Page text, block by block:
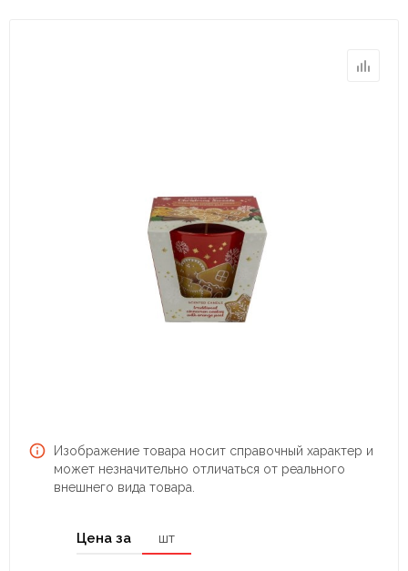
Изображение товара носит справочный характер и
может незначительно отличаться от реального
внешнего вида товара.
Цена за шт